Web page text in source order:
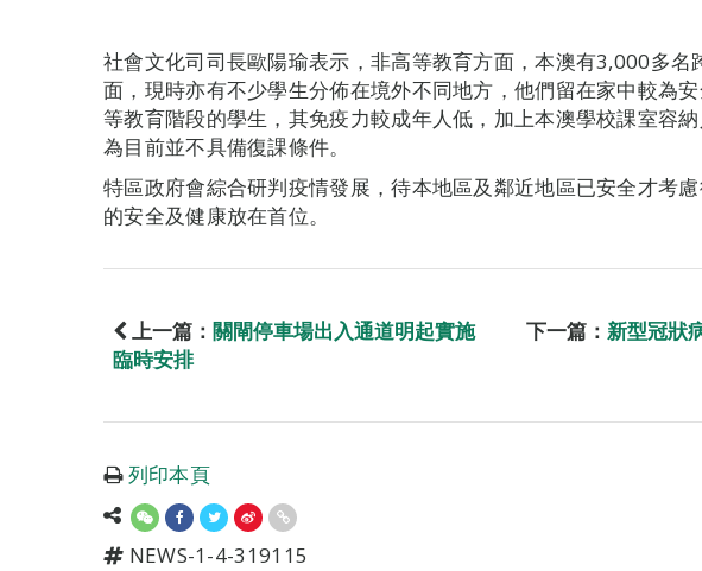
社會文化司司長歐陽瑜表示，非高等教育方面，本澳有3,000多名
面，現時亦有不少學生分佈在境外不同地方，他們留在家中較為
等教育階段的學生，其免疫力較成年人低，加上本澳學校課室容
為目前並不具備復課條件。
特區政府會綜合研判疫情發展，待本地區及鄰近地區已安全才考
的安全及健康放在首位。
上一篇： 關閘停車場出入通道明起實施
臨時安排
下一篇： 新型冠狀
列印本頁
NEWS-1-4-319115